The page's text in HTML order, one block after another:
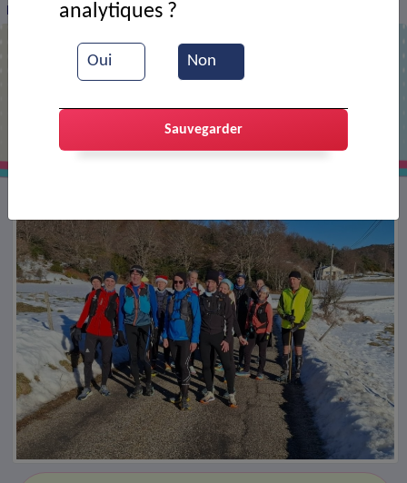
Dernier trail de l'année
Oui Non
analytiques ?
Sauvegarder